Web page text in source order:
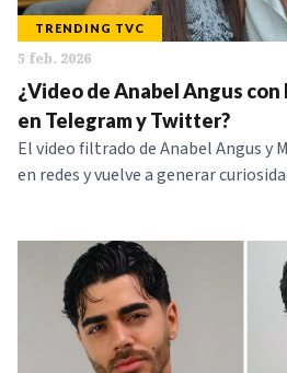
TRENDING TVC
5 feb. 2026
¿Video de Anabel Angus
en Telegram y Twitter?
El video filtrado de Anabel Angus y
en redes y vuelve a generar